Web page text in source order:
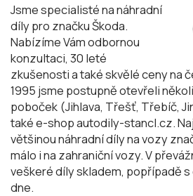
Jsme specialisté na náhradní
díly pro značku Škoda.
Nabízíme Vám odbornou
konzultaci, 30 leté
zkušenosti a také skvělé ceny na
1995 jsme postupně otevřeli
poboček (Jihlava, Třešť, Třebíč,
také e-shop autodily-stancl.cz.
většinou náhradní díly na vozy
málo i na zahraniční vozy. V
veškeré díly skladem, popřípadě
dne.